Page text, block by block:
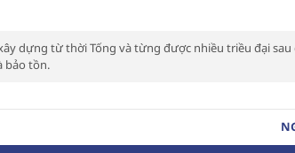
dựng từ thời Tống và từng được nhiều triều đại sau
bảo tồn.